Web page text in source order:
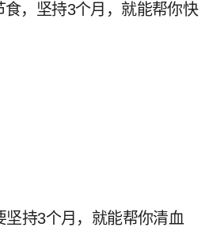
，坚持3个月，就能帮你快
持3个月，就能帮你清血